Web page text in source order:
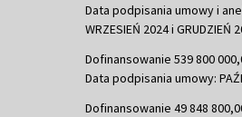
Data podpisania umowy i
WRZESIEŃ 2024 i GRUDZIEŃ
Dofinansowanie 539 800
Data podpisania umowy:
Dofinansowanie 49 848